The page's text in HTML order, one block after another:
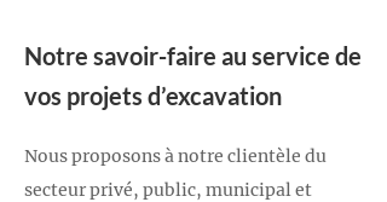
Notre savoir-faire au service de
vos projets d’excavation
Nous proposons à notre clientèle du
secteur privé, public, municipal et